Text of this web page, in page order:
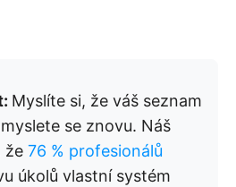
Myslíte si, že váš seznam
se znovu. Náš
že 76 % profesionálů
úkolů vlastní systém